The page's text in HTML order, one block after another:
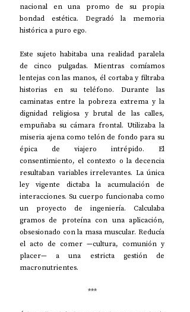
nacional en una promo de su propia
bondad estética. Degradó la memoria
histórica a puro ego.
Este sujeto habitaba una realidad paralela
de cinco pulgadas. Mientras comíamos
lentejas con las manos, él cortaba y filtraba
historias en su teléfono. Durante las
caminatas entre la pobreza extrema y la
dignidad religiosa y brutal de las calles,
empuñaba su cámara frontal. Utilizaba la
miseria ajena como telón de fondo para su
épica de viajero intrépido. El
consentimiento, el contexto o la decencia
resultaban variables irrelevantes. La única
ley vigente dictaba la acumulación de
interacciones. Su cuerpo funcionaba como
un proyecto de ingeniería. Calculaba
gramos de proteína con una aplicación,
obsesionado con la masa muscular. Reducía
el acto de comer —cultura, comunión y
placer— a una estricta gestión de
macronutrientes.
***